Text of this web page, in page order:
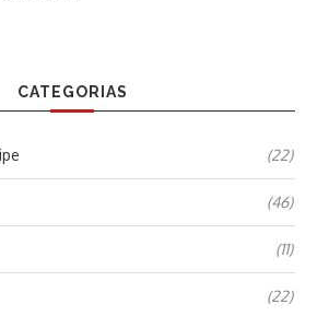
CATEGORIAS
(22)
(46)
(11)
(22)